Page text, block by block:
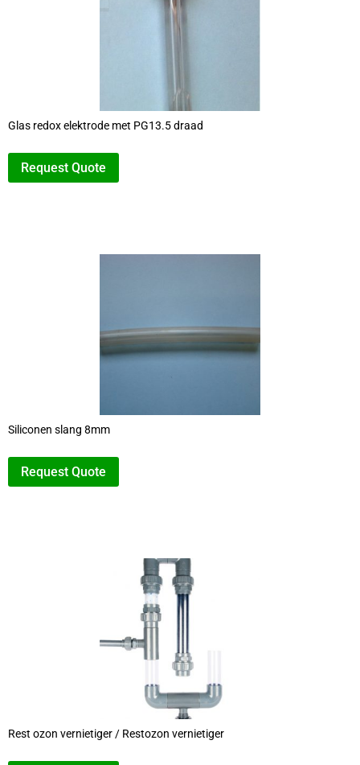
Glas redox elektrode met PG13.5 draad
Request Quote
Siliconen slang 8mm
Request Quote
Rest ozon vernietiger / Restozon vernietiger